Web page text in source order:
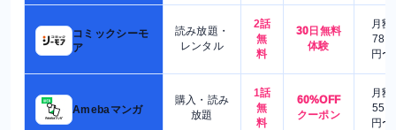
コミックシーモ
ア
読み放題・
レンタル
2話
無
料
30日無料
体験
月額
780
円〜
Amebaマンガ
購入・読み
放題
1話
無
料
60%OFF
クーポン
月額
550
円〜